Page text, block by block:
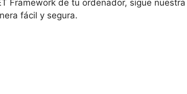
Framework de tu ordenador, sigue
fácil y segura.